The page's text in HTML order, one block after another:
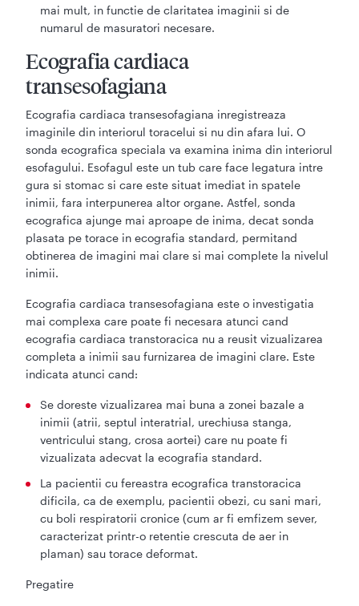
mai mult, in functie de claritatea imaginii si de
numarul de masuratori necesare.
Ecografia cardiaca
transesofagiana
Ecografia cardiaca transesofagiana inregistreaza
imaginile din interiorul toracelui si nu din afara lui. O
sonda ecografica speciala va examina inima din interiorul
esofagului. Esofagul este un tub care face legatura intre
gura si stomac si care este situat imediat in spatele
inimii, fara interpunerea altor organe. Astfel, sonda
ecografica ajunge mai aproape de inima, decat sonda
plasata pe torace in ecografia standard, permitand
obtinerea de imagini mai clare si mai complete la nivelul
inimii.
Ecografia cardiaca transesofagiana este o investigatia
mai complexa care poate fi necesara atunci cand
ecografia cardiaca transtoracica nu a reusit vizualizarea
completa a inimii sau furnizarea de imagini clare. Este
indicata atunci cand:
Se doreste vizualizarea mai buna a zonei bazale a
inimii (atrii, septul interatrial, urechiusa stanga,
ventricului stang, crosa aortei) care nu poate fi
vizualizata adecvat la ecografia standard.
La pacientii cu fereastra ecografica transtoracica
dificila, ca de exemplu, pacientii obezi, cu sani mari,
cu boli respiratorii cronice (cum ar fi emfizem sever,
caracterizat printr-o retentie crescuta de aer in
plaman) sau torace deformat.
Pregatire